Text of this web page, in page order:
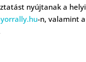
nyújtanak a helyi
-n, valamint a